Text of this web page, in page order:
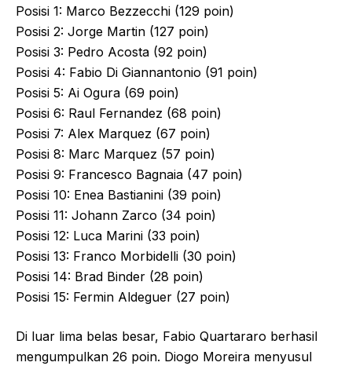
Posisi 1: Marco Bezzecchi (129 poin)
Posisi 2: Jorge Martin (127 poin)
Posisi 3: Pedro Acosta (92 poin)
Posisi 4: Fabio Di Giannantonio (91 poin)
Posisi 5: Ai Ogura (69 poin)
Posisi 6: Raul Fernandez (68 poin)
Posisi 7: Alex Marquez (67 poin)
Posisi 8: Marc Marquez (57 poin)
Posisi 9: Francesco Bagnaia (47 poin)
Posisi 10: Enea Bastianini (39 poin)
Posisi 11: Johann Zarco (34 poin)
Posisi 12: Luca Marini (33 poin)
Posisi 13: Franco Morbidelli (30 poin)
Posisi 14: Brad Binder (28 poin)
Posisi 15: Fermin Aldeguer (27 poin)
Di luar lima belas besar, Fabio Quartararo berhasil
mengumpulkan 26 poin. Diogo Moreira menyusul